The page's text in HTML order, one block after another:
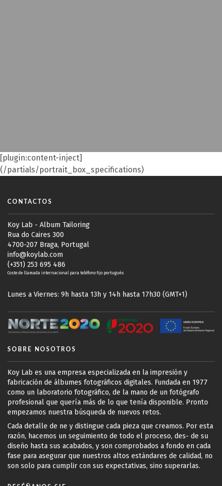
[plugin:content-inject]
(/partials/portrait_box_specifications)
CONTACTOS
Koy Lab - Album Tailoring
Rua do Caires 300
4700-207 Braga, Portugal
info@koylab.com
(+351) 253 695 486
Coste de llamada internacional para teléfono fijo portugués
Lunes a Viernes: 9h hasta 13h y 14h hasta 17h30 (GMT+1)
SOBRE NOSOTROS
Koy Lab es una empresa especializada en la impresión y
fabricación de álbumes fotográficos digitales. Fundada en 1977
como un laboratorio fotográfico, de la mano de un fotógrafo
profesional que quería más de lo que tenía disponible. Pronto
empezamos nuestra búsqueda de nuevos retos.
Cada detalle de ne y distingue cada pieza que creamos. Por esta
razón, hacemos un seguimiento de todo el proceso, des- de su
diseño hasta sus acabados, y son comprobados a fondo en cada
fase para asegurar que nuestros altos estándares de calidad, no
son solo para cumplir con sus expectativas, sino superarlas.